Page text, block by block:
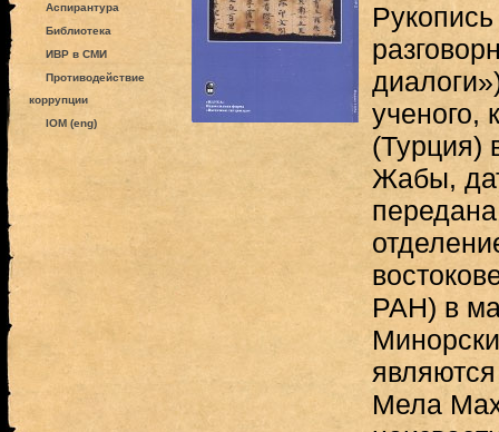
Аспирантура
Библиотека
ИВР в СМИ
Противодействие
коррупции
IOM (eng)
ученого,
(Турция)
Жабы,
РАН) в
Мела